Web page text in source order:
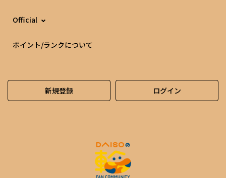
Official
ポイント/ランクについて
新規登録 ログイン